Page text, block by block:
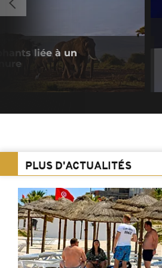
liée à un
PLUS D'ACTUALITÉS